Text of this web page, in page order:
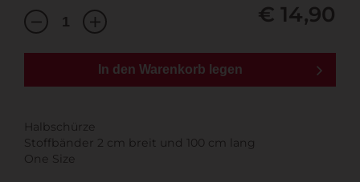
€ 14,90
In den Warenkorb legen
Halbschürze
Stoffbänder 2 cm breit und 100 cm lang
One Size